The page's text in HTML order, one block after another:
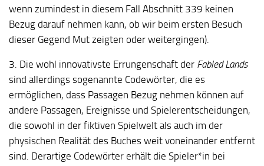
wenn zumindest in diesem Fall Abschnitt 339 keinen
Bezug darauf nehmen kann, ob wir beim ersten Besuch
dieser Gegend Mut zeigten oder weitergingen).
3. Die wohl innovativste Errungenschaft der Fabled Lands
sind allerdings sogenannte Codewörter, die es
ermöglichen, dass Passagen Bezug nehmen können auf
andere Passagen, Ereignisse und Spielerentscheidungen,
die sowohl in der fiktiven Spielwelt als auch im der
physischen Realität des Buches weit voneinander entfernt
sind. Derartige Codewörter erhält die Spieler*in bei